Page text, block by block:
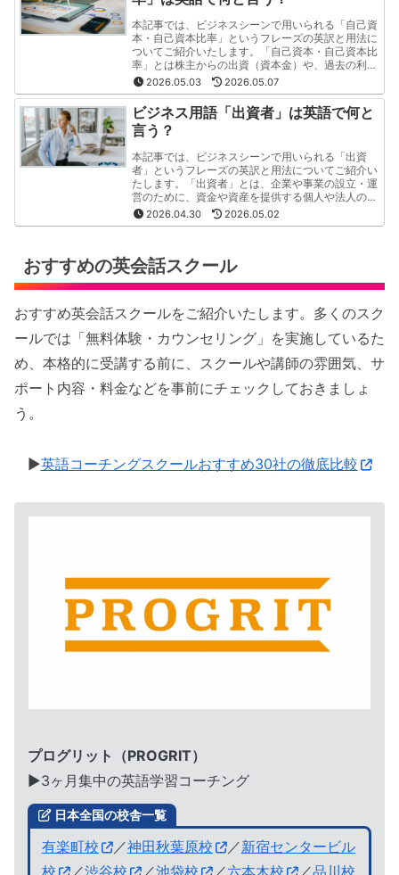
本記事では、ビジネスシーンで用いられる「自己資
本・自己資本比率」というフレーズの英訳と用法に
ついてご紹介いたします。「自己資本・自己資本比
率」とは株主からの出資（資本金）や、過去の利益
の積み立て（利益剰余金）で構成されているもので
す。
2026.05.03 2026.05.07
ビジネス用語「出資者」は英語で何と
言う？
本記事では、ビジネスシーンで用いられる「出資
者」というフレーズの英訳と用法についてご紹介い
たします。「出資者」とは、企業や事業の設立・運
営のために、資金や資産を提供する個人や法人のこ
とです。この記事では「出資者」というフレーズの
英訳と用法を"分かりやすく・簡潔"にご紹介いたし
2026.04.30 2026.05.02
おすすめの英会話スクール
おすすめ英会話スクールをご紹介いたします。多くのスク
ールでは「無料体験・カウンセリング」を実施しているた
め、本格的に受講する前に、スクールや講師の雰囲気、サ
ポート内容・料金などを事前にチェックしておきましょ
う。
▶︎英語コーチングスクールおすすめ30社の徹底比較
プログリット（PROGRIT）
▶︎3ヶ月集中の英語学習コーチング
日本全国の校舎一覧
有楽町校 ／神田秋葉原校 ／新宿センタービル